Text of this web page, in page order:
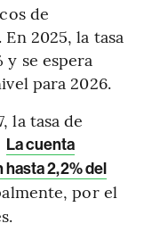
de
2025, la tasa
y se espera
para 2026.
la tasa de
La cuenta
2,2% del
por el